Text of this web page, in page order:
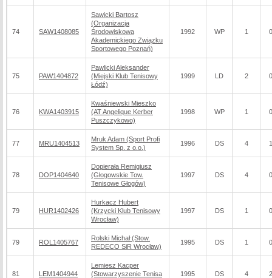
74 SAW1408085
Sawicki Bartosz
(Organizacja
Środowiskowa
Akademickiego Związku
Sportowego Poznań)
1992 WP 1
75 PAW1404872
Pawlicki Aleksander
(Miejski Klub Tenisowy
Łódź)
1999 LD 2
76 KWA1403915
Kwaśniewski Mieszko
(AT Angelique Kerber
Puszczykowo)
1998 WP 1
77 MRU1404513
Mruk Adam (Sport Profi
System Sp. z o.o.)
1996 DS 4
78 DOP1404640
Dopierała Remigiusz
(Głogowskie Tow.
Tenisowe Głogów)
1997 DS 4
79 HUR1402426
Hurkacz Hubert
(Krzycki Klub Tenisowy
Wrocław)
1997 DS 1
79 ROL1405767
Rolski Michał (Stow.
REDECO SiR Wrocław)
1995 DS 1
81 LEM1404944
Lemiesz Kacper
(Stowarzyszenie Tenisa
1995 DS 4